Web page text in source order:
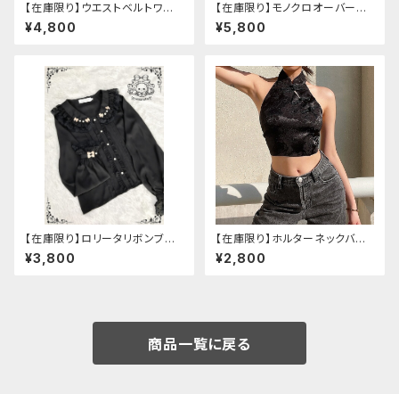
【在庫限り】ウエストベルトワン
ピースセットアップ（Mサイズ
¥4,800
【在庫限り】モノクロオーバーサ
イズパンダパーカー
¥5,800
【在庫限り】ロリータリボンブラ
ウス：フリーサイズ
¥3,800
【在庫限り】ホルターネックバッ
クリボンチャイナシャツ
¥2,800
商品一覧に戻る